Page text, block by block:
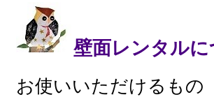
壁面レンタル
​ お使いいただけるもの